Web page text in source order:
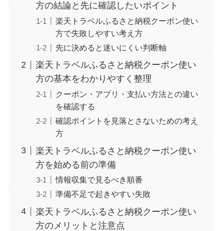
方の結論と先に確認したいポイント
楽天トラベルふるさと納税クーポン使い
方で失敗しやすい考え方
先に決めると迷いにくい判断軸
楽天トラベルふるさと納税クーポン使い
方の基本をわかりやすく整理
クーポン・アプリ・支払い方法との違い
を確認する
確認ポイントを見落とさないための考え
方
楽天トラベルふるさと納税クーポン使い
方を始める前の準備
情報収集で見るべき順番
準備不足で起きやすい失敗
楽天トラベルふるさと納税クーポン使い
方のメリットと注意点